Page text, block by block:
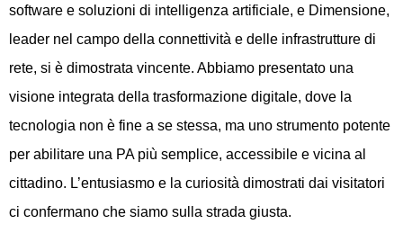
software e soluzioni di intelligenza artificiale, e Dimensione,
leader nel campo della connettività e delle infrastrutture di
rete, si è dimostrata vincente. Abbiamo presentato una
visione integrata della trasformazione digitale, dove la
tecnologia non è fine a se stessa, ma uno strumento potente
per abilitare una PA più semplice, accessibile e vicina al
cittadino. L’entusiasmo e la curiosità dimostrati dai visitatori
ci confermano che siamo sulla strada giusta.